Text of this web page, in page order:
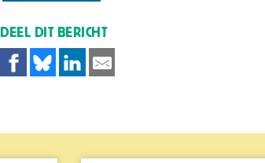
DEEL DIT BERICHT